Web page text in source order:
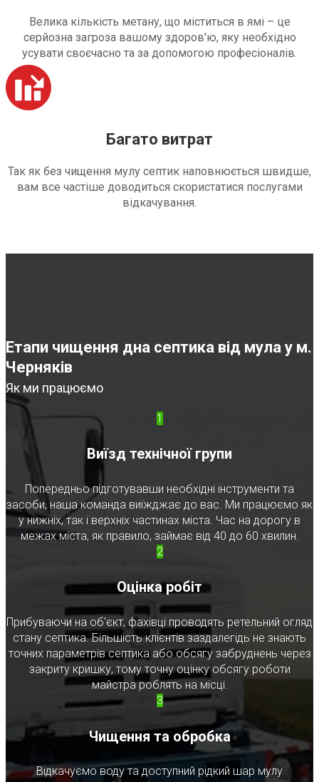
Велика кількість метану, що міститься в ямі – це
серйозна загроза вашому здоров'ю, яку необхідно
усувати своєчасно та за допомогою професіоналів.
Багато витрат
Так як без чищення мулу септик наповнюється швидше,
вам все частіше доводиться скористатися послугами
відкачування.
Етапи чищення дна септика від мула у м.
Черняків
Як ми працюємо
1
Виїзд технічної групи
Попередньо підготувавши необхідні інструменти та
засоби, наша команда виїжджає до вас. Ми працюємо як
у нижніх, так і верхніх частинах міста. Час на дорогу в
межах міста, як правило, займає від 40 до 60 хвилин.
2
Оцінка робіт
Прибуваючи на об'єкт, фахівці проводять ретельний огляд
стану септика. Більшість клієнтів заздалегідь не знають
точних параметрів септика або обсягу забруднень через
закриту кришку, тому точну оцінку обсягу роботи
майстра роблять на місці.
3
Чищення та обробка
Відкачуємо воду та доступний рідкий шар мулу